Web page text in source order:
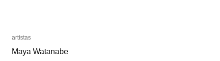
artistas
Maya Watanabe
artistas
Maya Watanabe